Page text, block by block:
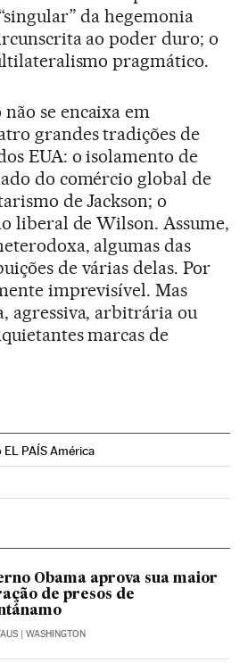
da hegemonia
ao poder duro; o
pragmático.
se encaixa em
grandes tradições de
EUA: o isolamento de
do comércio global de
de Jackson; o
liberal de Wilson. Assume,
algumas das
de várias delas. Por
imprevisível. Mas
agressiva, arbitrária ou
marcas de
PAÍS América
en Twitteren Instagram
Brasil en Facebook
Obama aprova sua maior
de presos de
| WASHINGTON